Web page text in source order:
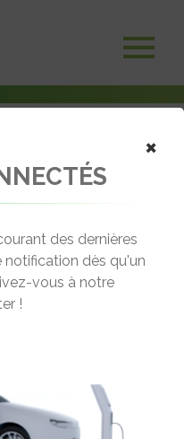
de nouvelles ambitions
AMBITIONS
Avr 2023 à 06:00
×
des dernières
notification dès qu'un
vous à notre
!